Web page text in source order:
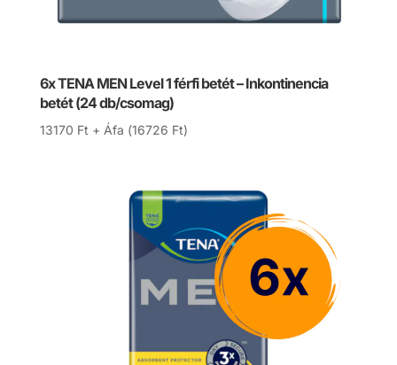
6x TENA MEN Level 1 férfi betét – Inkontinencia
betét (24 db/csomag)
13170 Ft + Áfa (16726 Ft)